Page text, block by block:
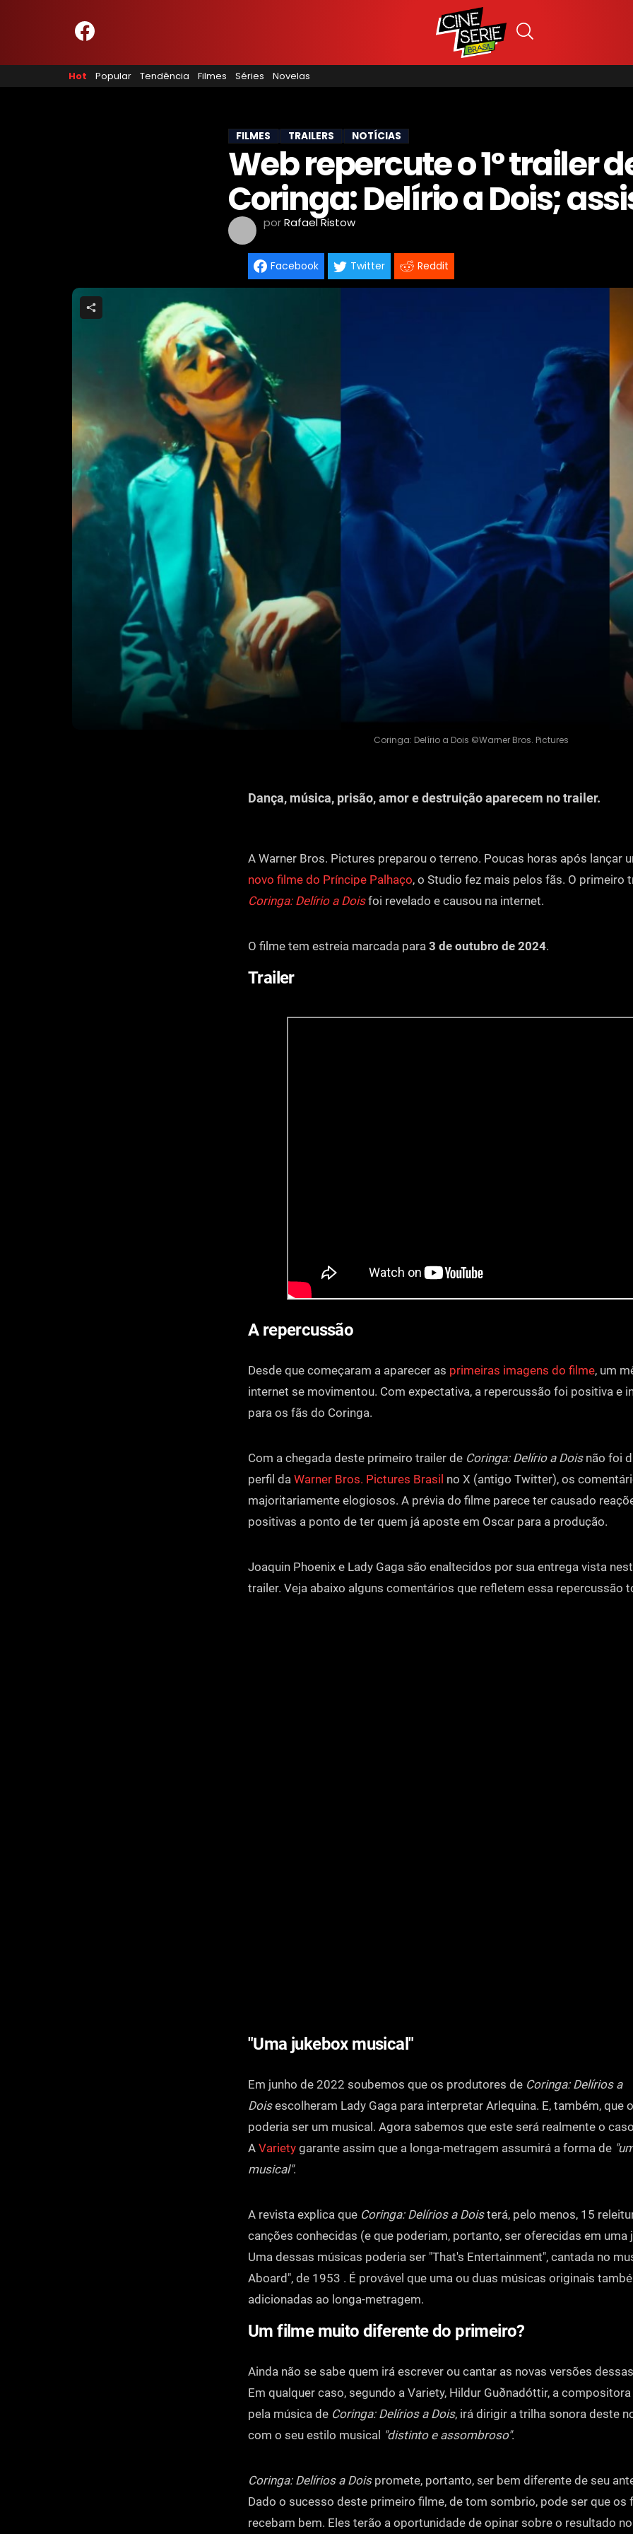
Hot Popular Tendência Filmes Séries Novelas
NOSSA EQUIPE
PRINCÍPIOS EDITORIAIS
FILMES TRAILERS NOTÍCIAS
Web repercute o 1º trailer
Coringa: Delírio a Dois;
porRafael Ristow
Facebook Twitter Reddit
Coringa: Delírio a Dois ©Warner Bros. Pictures
Dança, música, prisão, amor e destruição aparecem no trailer.
A Warner Bros. Pictures preparou o terreno. Poucas horas após lançar
novo filme do Príncipe Palhaço, o Studio fez mais pelos fãs. O primeiro
Coringa: Delírio a Doisfoi revelado e causou na internet.
O filme tem estreia marcada para 3 de outubro de 2024.
Trailer
A repercussão
Desde que começaram a aparecer as primeiras imagens do filme, um
internet se movimentou. Com expectativa, a repercussão foi positiva e
para os fãs do Coringa.
Com a chegada deste primeiro trailer de Coringa: Delírio a Doisnão foi
perfil da Warner Bros. Pictures Brasil no X (antigo Twitter), os
majoritariamente elogiosos. A prévia do filme parece ter causado
positivas a ponto de ter quem já aposte em Oscar para a produção.
Joaquin Phoenix e Lady Gaga são enaltecidos por sua entrega vista
trailer. Veja abaixo alguns comentários que refletem essa repercussão
"Uma jukebox musical"
Em junho de 2022 soubemos que os produtores de Coringa: Delírios a
Doisescolheram Lady Gaga para interpretar Arlequina. E, também, que
poderia ser um musical. Agora sabemos que este será realmente o
A Variety garante assim que a longa-metragem assumirá a forma de
musical".
A revista explica que Coringa: Delírios a Doisterá, pelo menos, 15
canções conhecidas (e que poderiam, portanto, ser oferecidas em uma
Uma dessas músicas poderia ser "That's Entertainment", cantada no
Aboard", de 1953 . É provável que uma ou duas músicas originais
adicionadas ao longa-metragem.
Um filme muito diferente do primeiro?
Ainda não se sabe quem irá escrever ou cantar as novas versões
Em qualquer caso, segundo a Variety, Hildur Guðnadóttir, a
pela música de Coringa: Delírios a Dois, irá dirigir a trilha sonora deste
com o seu estilo musical "distinto e assombroso".
Coringa: Delírios a Doispromete, portanto, ser bem diferente de seu
Dado o sucesso deste primeiro filme, de tom sombrio, pode ser que os
recebam bem. Eles terão a oportunidade de opinar sobre o resultado